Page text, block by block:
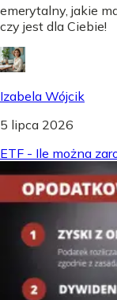
emerytalny, jakie
czy jest dla Ciebie!
Izabela Wójcik
5 lipca 2026
ETF - Ile można